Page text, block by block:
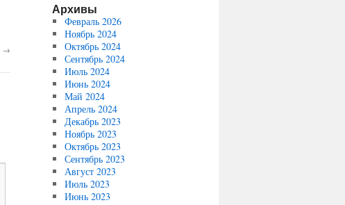
→
Архивы
Февраль 2026
Ноябрь 2024
Октябрь 2024
Сентябрь 2024
Июль 2024
Июнь 2024
Май 2024
Апрель 2024
Декабрь 2023
Ноябрь 2023
Октябрь 2023
Сентябрь 2023
Август 2023
Июль 2023
Июнь 2023